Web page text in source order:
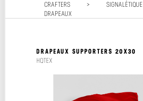
CRAFTERS > SIGNALÉTIQUE
DRAPEAUX
Prix décroissant
DRAPEAUX SUPPORTERS 20X30
HQTEX